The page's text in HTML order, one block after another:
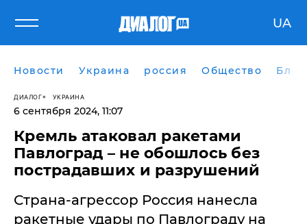
UA
Новости Украина россия Общество
ДИАЛОГ УКРАИНА
6 сентября 2024, 11:07
​Кремль атаковал ракетами
Павлоград – не обошлось без
пострадавших и разрушений
Страна-агрессор Россия нанесла
ракетные удары по Павлограду на